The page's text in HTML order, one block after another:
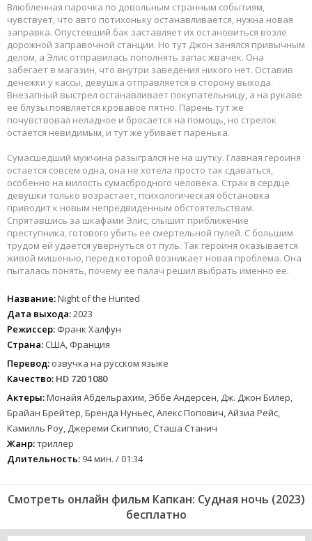
Влюбленная парочка по довольным странным событиям,
чувствует, что авто потихоньку останавливается, нужна новая
заправка. Опустевший бак заставляет их остановиться возле
дорожной заправочной станции. Но тут Джон занялся привычным
делом, а Элис отправилась пополнять запас жвачек. Она
забегает в магазин, что внутри заведения никого нет. Оставив
денежки у кассы, девушка отправляется в сторону выхода.
Внезапный выстрел останавливает покупательницу, а на рукаве
ее блузы появляется кровавое пятно. Парень тут же
почувствовал неладное и бросается на помощь, но стрелок
остается невидимым, и тут же убивает паренька.
Сумасшедший мужчина разыгрался не на шутку. Главная героиня
остается совсем одна, она не хотела просто так сдаваться,
особенно на милость сумасбродного человека. Страх в сердце
девушки только возрастает, психологическая обстановка
приводит к новым непредвиденным обстоятельствам.
Спрятавшись за шкафами Элис, слышит приближение
преступника, готового убить ее смертельной пулей. С большим
трудом ей удается увернуться от пуль. Так героиня оказывается
живой мишенью, перед которой возникает новая проблема. Она
пыталась понять, почему ее палач решил выбрать именно ее.
Название:Night of the Hunted
Дата выхода:2023
Режиссер: Франк Халфун
Страна: США, Франция
Перевод: озвучка на русском языке
Качество: HD 720 1080
Актеры:Монайя Абдельрахим, Эббе Андерсен, Дж. Джон Билер,
Брайан Брейтер, Бренда Нуньес, Алекс Попович, Айзиа Рейс,
Камилль Роу, Джереми Скиппио, Сташа Станич
Жанр:триллер
Длительность: 94 мин. / 01:34
Смотреть онлайн фильм Капкан: Судная ночь (2023)
бесплатно